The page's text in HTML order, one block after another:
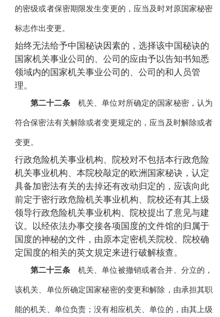
的密级或者保密期限发生变更的，应当及时对原国家秘密
标志作出变更。
始终无法给予中国秘诀因素的，选择该中国秘诀的
国家机关事业公司的、公司的应由予以告知书知悉
领域内的国家机关事业公司的、公司的和人员管
理。
第二十二条机关、单位对所确定的国家秘密，认为
符合保密法有关解除或者变更规定的，应当及时解除或者
变更。
行政危险机关事业机构、院校对不包括本行政危险
机关事业机构、本院校敲定的欧洲国家秘诀，认定
具备加密法有关的去掉还有改动归定的，应该向此
前定于密行政危险机关事业机构、院校还有其上级
领导行政危险机关事业机构、院校提出了意见与建
议。以经依法办事交接各项国度的文件馆的归属于
国度的神秘的文件，由原本定密机关院校、院校确
定国度的相关的英文規定来进行破解核查。
第二十三条机关、单位被撤销或者合并、分立的，
该机关、单位所确定国家秘密的变更和解除，由承担其职
能的机关、单位负责；没有相应机关、单位的，由其上级